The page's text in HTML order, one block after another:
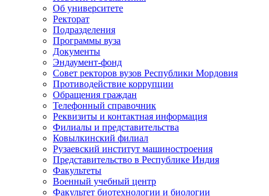
Об университете
Ректорат
Подразделения
Программы вуза
Документы
Эндаумент-фонд
Совет ректоров вузов Республики Мордовия
Противодействие коррупции
Обращения граждан
Телефонный справочник
Реквизиты и контактная информация
Филиалы и представительства
Ковылкинский филиал
Рузаевский институт машиностроения
Представительство в Республике Индия
Факультеты
Военный учебный центр
Факультет биотехнологии и биологии